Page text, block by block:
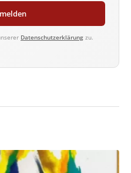
Datenschutzerklärung zu.